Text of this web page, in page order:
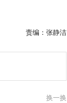
责编：张静洁
换一换